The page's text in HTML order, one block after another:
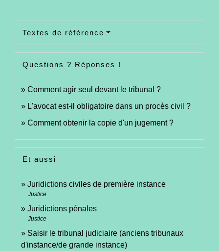
Textes de référence
Questions ? Réponses !
Comment agir seul devant le tribunal ?
L'avocat est-il obligatoire dans un procès civil ?
Comment obtenir la copie d'un jugement ?
Et aussi
Juridictions civiles de première instance
Justice
Juridictions pénales
Justice
Saisir le tribunal judiciaire (anciens tribunaux
d'instance/de grande instance)